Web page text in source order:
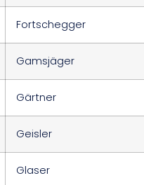
Fortschegger
Gamsjäger
Gärtner
Geisler
Glaser